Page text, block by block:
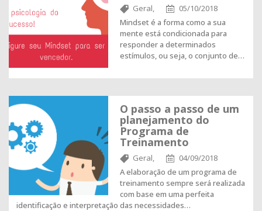
Geral,
05/10/2018
Mindset é a forma como a sua
mente está condicionada para
responder a determinados
estímulos, ou seja, o conjunto de…
O passo a passo de um
planejamento do
Programa de
Treinamento
Geral,
04/09/2018
A elaboração de um programa de
treinamento sempre será realizada
com base em uma perfeita
identificação e interpretação das necessidades…